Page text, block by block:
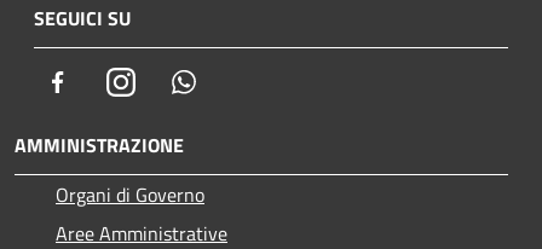
SEGUICI SU
FacebookInstagram
AMMINISTRAZIONE
Organi di Governo
Aree Amministrative